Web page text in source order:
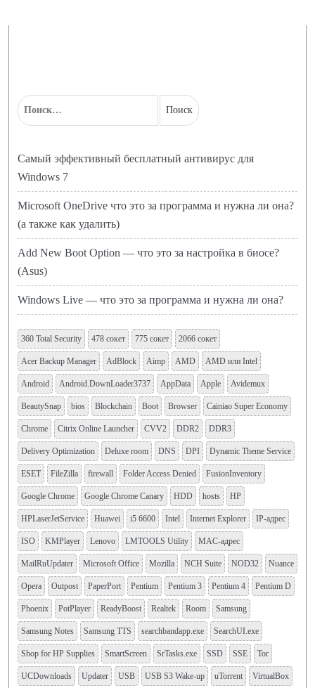
Самый эффективный бесплатный антивирус для
Windows 7
Microsoft OneDrive что это за программа и нужна ли она?
(а также как удалить)
Add New Boot Option — что это за настройка в биосе?
(Asus)
Windows Live — что это за программа и нужна ли она?
360 Total Security 478 сокет 775 сокет 2066 сокет
Acer Backup Manager AdBlock Aimp AMD AMD или Intel
Android Android.DownLoader3737 AppData Apple Avidemux
BeautySnap bios Blockchain Boot Browser Cainiao Super Economy
Chrome Citrix Online Launcher CVV2 DDR2 DDR3
Delivery Optimization Deluxe room DNS DPI Dynamic Theme Service
ESET FileZilla firewall Folder Access Denied FusionInventory
Google Chrome Google Chrome Canary HDD hosts HP
HPLaserJetService Huawei i5 6600 Intel Internet Explorer IP-адрес
ISO KMPlayer Lenovo LMTOOLS Utility MAC-адрес
MailRuUpdater Microsoft Office Mozilla NCH Suite NOD32 Nuance
Opera Outpost PaperPort Pentium Pentium 3 Pentium 4 Pentium D
Phoenix PotPlayer ReadyBoost Realtek Room Samsung
Samsung Notes Samsung TTS searchbandapp.exe SearchUI.exe
Shop for HP Supplies SmartScreen SrTasks.exe SSD SSE Tor
UCDownloads Updater USB USB S3 Wake-up uTorrent VirtualBox